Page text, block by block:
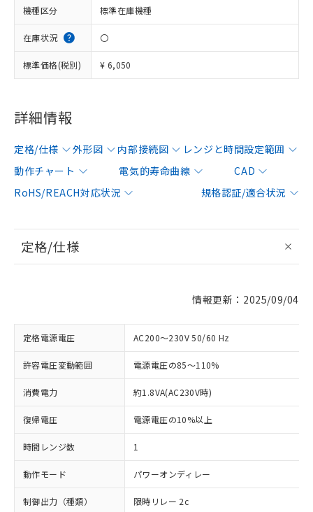
機種区分 標準在庫機種
在庫状況 〇
標準価格(税別) ¥ 6,050
詳細情報
定格/仕様 外形図 内部接続図
レンジと時間設定範囲
動作チャート
電気的寿命曲線
CAD
RoHS/REACH対応状況
規格認証/適合状況
定格/仕様
情報更新：2025/09/04
定格電源電圧 AC200～230V 50/60 Hz
許容電圧変動範囲 電源電圧の85～110%
消費電力 約1.8VA(AC230V時)
復帰電圧 電源電圧の10%以上
時間レンジ数 1
動作モード パワーオンディレー
制御出力（種類） 限時リレー 2c